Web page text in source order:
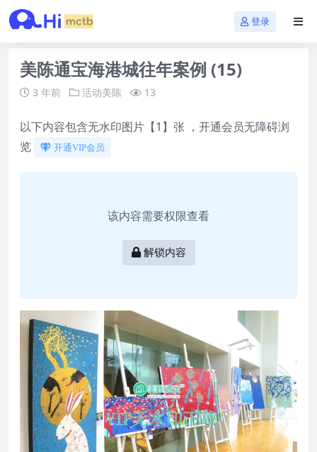
登录
美陈通宝海港城往年案例 (15)
3 年前 活动美陈 13
以下内容包含无水印图片【1】张 ，开通会员无障碍浏
览
开通VIP会员
该内容需要权限查看
解锁内容